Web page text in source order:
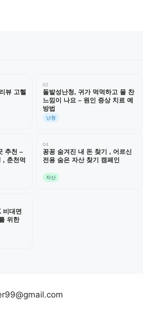
뷰 고헬
02
돌발성난청, 귀가 먹먹하고 물 찬
느낌이 나요 – 원인 증상 치료 예
방법
난청
추천 –
, 춘천먹
04
꽁꽁 숨겨진 내 돈 찾기 , 어르신
전용 숨은 자산 찾기 캠페인
자산
비대면
위한